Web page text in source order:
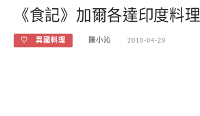
《食記》加爾各達印度料理
♡ 異國料理 陳小沁 2010-04-29